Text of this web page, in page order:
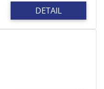
DETAIL